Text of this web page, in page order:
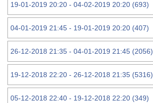
19-01-2019 20:20 - 04-02-2019 20:20 (693)
04-01-2019 21:45 - 19-01-2019 20:20 (407)
26-12-2018 21:35 - 04-01-2019 21:45 (2056)
19-12-2018 22:20 - 26-12-2018 21:35 (5316)
05-12-2018 22:40 - 19-12-2018 22:20 (349)